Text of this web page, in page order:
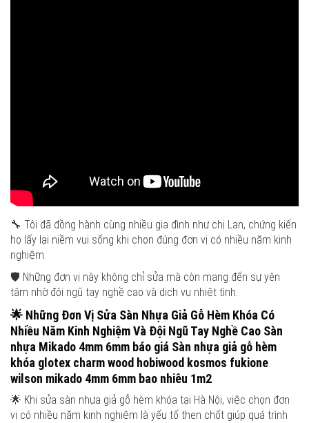
🔧 Tôi đã đồng hành cùng nhiều gia đình như chị Lan, chứng kiến
họ lấy lại niềm vui sống khi chọn đúng đơn vị có nhiều năm kinh
nghiệm.
🛡️ Những đơn vị này không chỉ sửa mà còn mang đến sự yên
tâm nhờ đội ngũ tay nghề cao và dịch vụ nhiệt tình.
🌟 Những Đơn Vị Sửa Sàn Nhựa Giả Gỗ Hèm Khóa Có
Nhiều Năm Kinh Nghiệm Và Đội Ngũ Tay Nghề Cao Sàn
nhựa Mikado 4mm 6mm báo giá Sàn nhựa giả gỗ hèm
khóa glotex charm wood hobiwood kosmos fukione
wilson mikado 4mm 6mm bao nhiêu 1m2
🌟 Khi sửa sàn nhựa giả gỗ hèm khóa tại Hà Nội, việc chọn đơn
vị có nhiều năm kinh nghiệm là yếu tố then chốt giúp quá trình